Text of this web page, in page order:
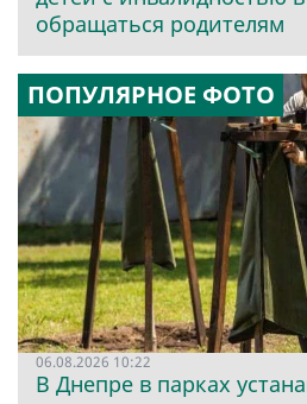
обращаться родителям
ПОПУЛЯРНОЕ ФОТО
06.08.2026 10:22
В Днепре в парках